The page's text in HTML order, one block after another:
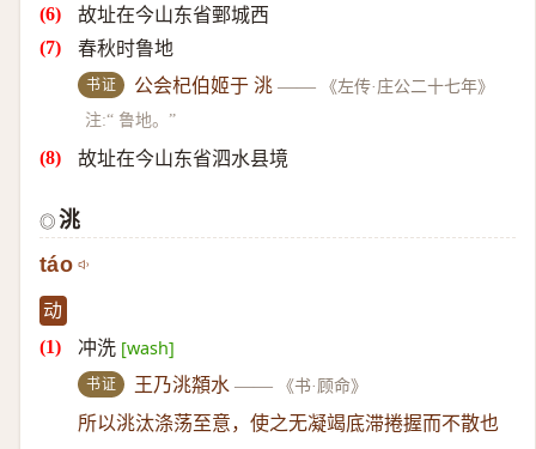
故址在今山东省鄄城西
春秋时鲁地
书证 公会杞伯姬于 洮 ——
《左传·庄公二十七年》
注:“ 鲁地。”
故址在今山东省泗水县境
◎ 洮
táo
动
冲洗 [wash]
书证 王乃洮頮水 —— 《书·顾命》
所以洮汰涤荡至意，使之无凝竭底滞捲握而不散也